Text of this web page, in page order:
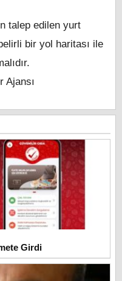
talep edilen yurt
bir yol haritası ile
Ajansı
Girdi